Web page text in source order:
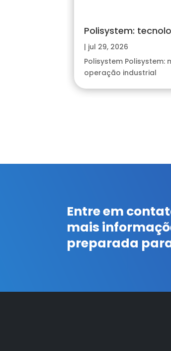
Polisystem:
| jul 29, 2026
Polisystem
operação industrial
Entre em
mais
preparada